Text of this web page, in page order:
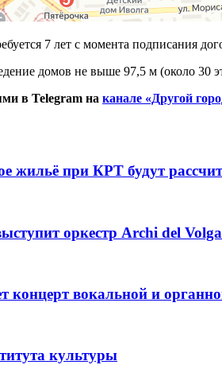
7 лет с момента подписания
домов не выше 97,5 м (около
в Telegram на канале «Другой
жильё при КРТ будут
оркестр Archi del Volga
концерт вокальной и
культуры